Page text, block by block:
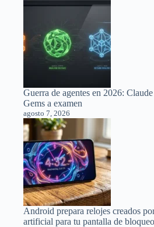
Guerra de agentes en 2026:
Gems a examen
agosto 7, 2026
Android prepara relojes creados
artificial para tu pantalla de bloqueo